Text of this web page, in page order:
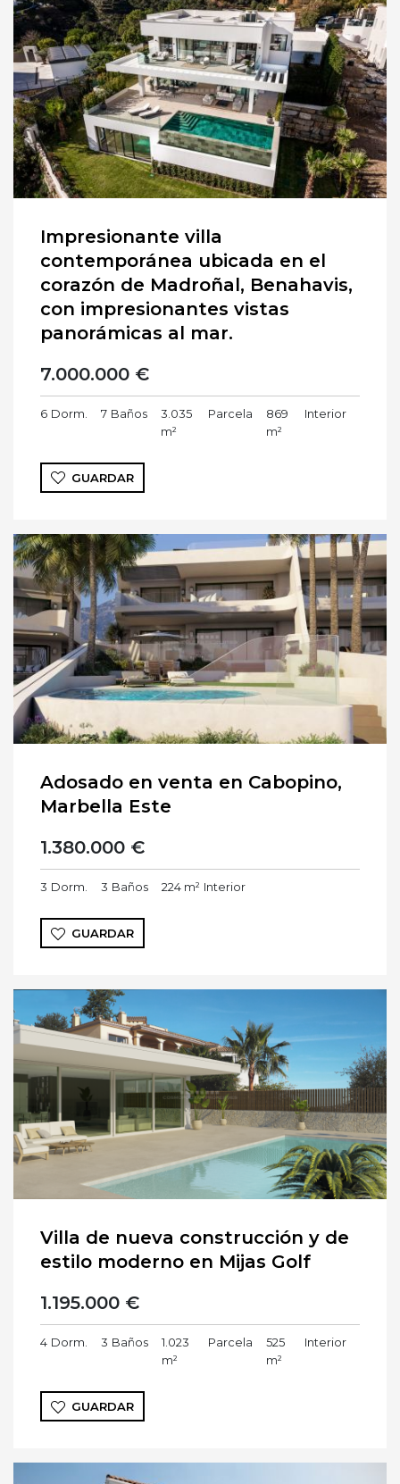
Impresionante villa
contemporánea ubicada en el
corazón de Madroñal, Benahavis,
con impresionantes vistas
panorámicas al mar.
7.000.000 €
6 Dorm. 7 Baños
3.035
m²
Parcela
869
m²
Interior
GUARDAR
Adosado en venta en Cabopino,
Marbella Este
1.380.000 €
3 Dorm. 3 Baños 224 m² Interior
GUARDAR
Villa de nueva construcción y de
estilo moderno en Mijas Golf
1.195.000 €
4 Dorm. 3 Baños
1.023
m²
Parcela
525
m²
Interior
GUARDAR